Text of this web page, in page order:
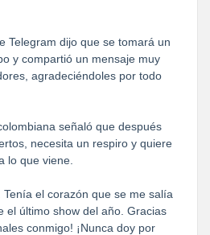
Telegram dijo que se tomará un
y compartió un mensaje muy
agradeciéndoles por todo
señaló que después
necesita un respiro y quiere
lo que viene.
Tenía el corazón que se me salía
el último show del año. Gracias
conmigo! ¡Nunca doy por